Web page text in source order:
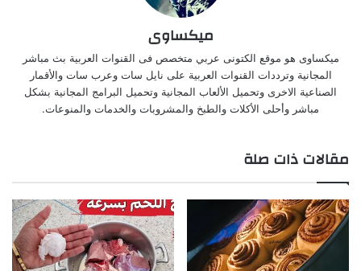
ميكساوى
ميكساوى هو موقع الكتونى عربي متخصص فى القنوات العربية بث مباشر
المجانية وترددات القنوات العربية على نايل سات وعرب سات والأقمار
الصناعية الاخرى وتحميل الألعاب المجانية وتحميل البرامج المجانية بشكل
مباشر وأحلى الأكلات والطبخ والمشروبات والخدمات والمنوعات.
مقالات ذات صلة